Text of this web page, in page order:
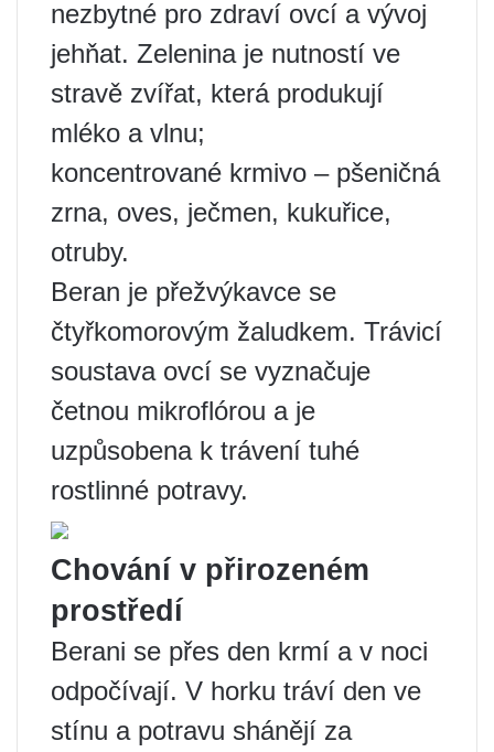
nezbytné pro zdraví ovcí a vývoj
jehňat. Zelenina je nutností ve
stravě zvířat, která produkují
mléko a vlnu;
koncentrované krmivo – pšeničná
zrna, oves, ječmen, kukuřice,
otruby.
Beran je přežvýkavce se
čtyřkomorovým žaludkem. Trávicí
soustava ovcí se vyznačuje
četnou mikroflórou a je
uzpůsobena k trávení tuhé
rostlinné potravy.
Chování v přirozeném
prostředí
Berani se přes den krmí a v noci
odpočívají. V horku tráví den ve
stínu a potravu shánějí za